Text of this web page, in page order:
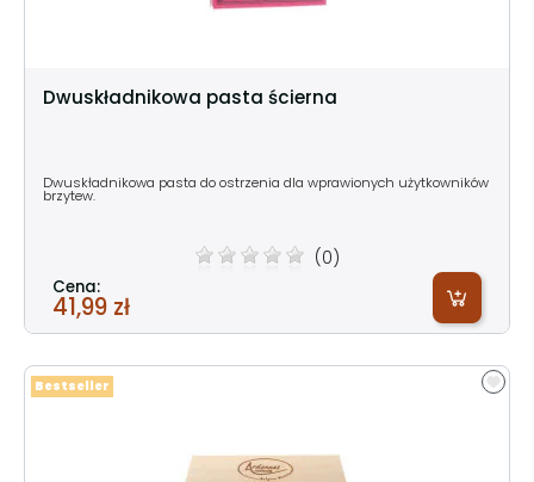
Dwuskładnikowa pasta ścierna
Dwuskładnikowa pasta do ostrzenia dla wprawionych użytkowników
brzytew.
(0)
Cena:
41,99 zł
Bestseller